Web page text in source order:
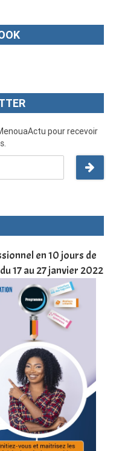
pour recevoir
en 10 jours de
17 au 27 janvier 2022